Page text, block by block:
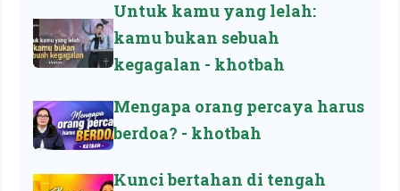
Untuk kamu yang lelah:
kamu bukan sebuah
kegagalan - khotbah
Mengapa orang percaya harus
berdoa? - khotbah
Kunci bertahan di tengah